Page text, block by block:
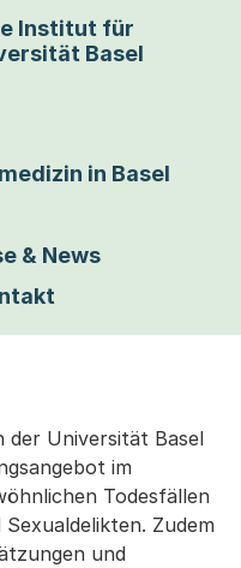
Institut für
Basel
in Basel
& News
der Universität Basel
im
Todesfällen
Zudem
und